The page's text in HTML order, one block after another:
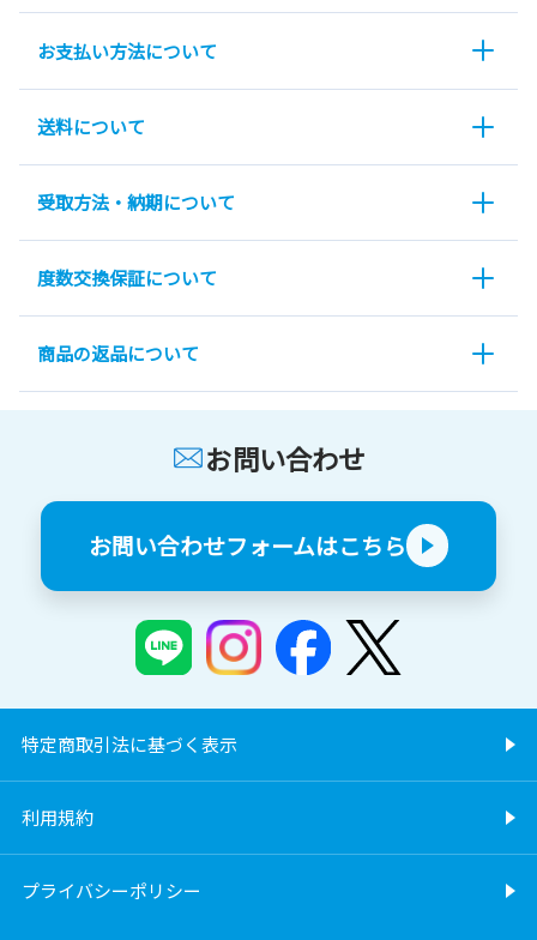
お支払い方法について
送料について
受取方法・納期について
度数交換保証について
商品の返品について
お問い合わせ
お問い合わせフォームはこちら
特定商取引法に基づく表示
利用規約
プライバシーポリシー